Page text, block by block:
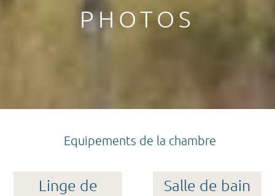
PHOTOS
Equipements de la chambre
Linge de
Salle de bain